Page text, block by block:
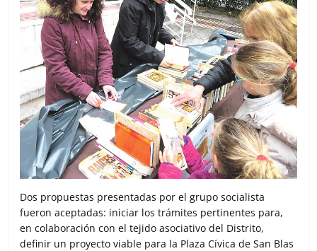
Dos propuestas presentadas por el grupo socialista
fueron aceptadas: iniciar los trámites pertinentes para,
en colaboración con el tejido asociativo del Distrito,
definir un proyecto viable para la Plaza Cívica de San Blas